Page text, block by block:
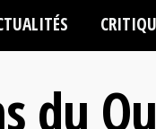
du